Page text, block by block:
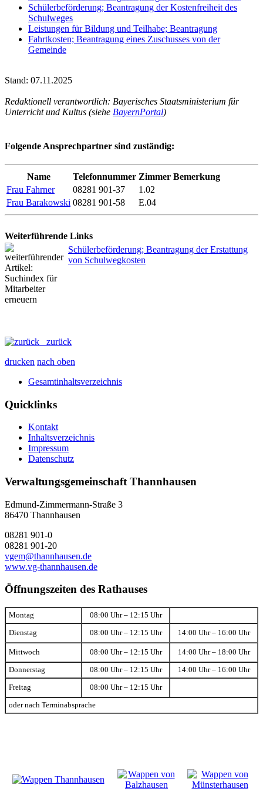
Schülerbeförderung; Beantragung der Kostenfreiheit des
Schulweges
Leistungen für Bildung und Teilhabe; Beantragung
Fahrtkosten; Beantragung eines Zuschusses von der
Gemeinde
Stand: 07.11.2025
Redaktionell verantwortlich: Bayerisches Staatsministerium für
Unterricht und Kultus (siehe BayernPortal)
Folgende Ansprechpartner sind zuständig:
Name Telefonnummer Zimmer Bemerkung
Frau Fahrner
08281 901-37
1.02
Frau Barakowski 08281 901-58 E.04
Weiterführende Links
Schülerbeförderung; Beantragung der Erstattung
von Schulwegkosten
zurück
drucken nach oben
Gesamtinhaltsverzeichnis
Quicklinks
Kontakt
Inhaltsverzeichnis
Impressum
Datenschutz
Verwaltungsgemeinschaft Thannhausen
Edmund-Zimmermann-Straße 3
86470 Thannhausen
08281 901-0
08281 901-20
vgem@thannhausen.de
www.vg-thannhausen.de
Öffnungszeiten des Rathauses
Montag 08:00 Uhr – 12:15 Uhr
Dienstag 08:00 Uhr – 12:15 Uhr 14:00 Uhr – 16:00 Uhr
Mittwoch 08:00 Uhr – 12:15 Uhr 14:00 Uhr – 18:00 Uhr
Donnerstag 08:00 Uhr – 12:15 Uhr 14:00 Uhr – 16:00 Uhr
Freitag 08:00 Uhr – 12:15 Uhr
oder nach Terminabsprache